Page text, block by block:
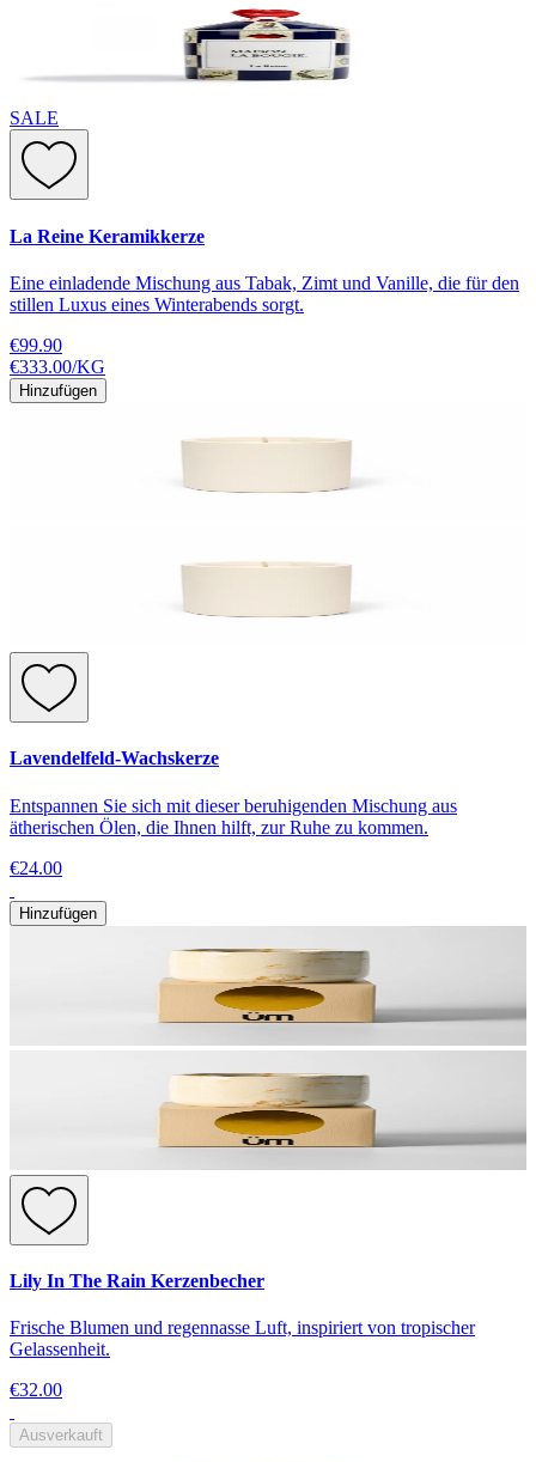
SALE
La Reine Keramikkerze
Eine einladende Mischung aus Tabak, Zimt und Vanille, die für den
stillen Luxus eines Winterabends sorgt.
€99.90
€333.00/KG
Hinzufügen
Lavendelfeld-Wachskerze
Entspannen Sie sich mit dieser beruhigenden Mischung aus
ätherischen Ölen, die Ihnen hilft, zur Ruhe zu kommen.
€24.00
Hinzufügen
Lily In The Rain Kerzenbecher
Frische Blumen und regennasse Luft, inspiriert von tropischer
Gelassenheit.
€32.00
Ausverkauft